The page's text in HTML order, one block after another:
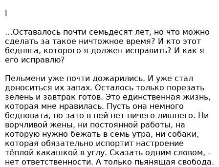
I
…Оставалось почти семьдесят лет, но что можно
сделать за такое ничтожное время? И кто этот
бедняга, которого я должен исправить? И как я
его исправлю?
Пельмени уже почти дожарились. И уже стал
доноситься их запах. Осталось только порезать
зелень и завтрак готов. Это единственная жизнь,
которая мне нравилась. Пусть она немного
бедновата, но зато в ней нет ничего лишнего. Ни
ворчливой жены, ни постоянной работы, на
которую нужно бежать в семь утра, ни собаки,
которая обязательно испортит настроение
тёплой какашкой в углу. Сказать одним словом, –
нет ответственности. А только пьянящая свобода.